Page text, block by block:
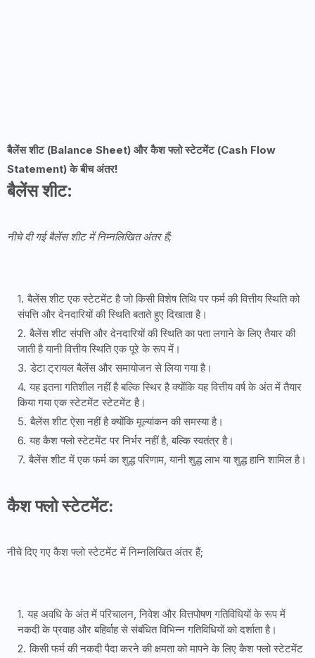
बैलेंस शीट (Balance Sheet) और कैश फ्लो स्टेटमेंट (Cash Flow
Statement) के बीच अंतर!
बैलेंस शीट:
नीचे दी गई बैलेंस शीट में निम्नलिखित अंतर हैं;
बैलेंस शीट एक स्टेटमेंट है जो किसी विशेष तिथि पर फर्म की वित्तीय स्थिति को
संपत्ति और देनदारियों की स्थिति बताते हुए दिखाता है।
बैलेंस शीट संपत्ति और देनदारियों की स्थिति का पता लगाने के लिए तैयार की
जाती है यानी वित्तीय स्थिति एक पूरे के रूप में।
डेटा ट्रायल बैलेंस और समायोजन से लिया गया है।
यह इतना गतिशील नहीं है बल्कि स्थिर है क्योंकि यह वित्तीय वर्ष के अंत में तैयार
किया गया एक स्टेटमेंट स्टेटमेंट है।
बैलेंस शीट ऐसा नहीं है क्योंकि मूल्यांकन की समस्या है।
यह कैश फ्लो स्टेटमेंट पर निर्भर नहीं है, बल्कि स्वतंत्र है।
बैलेंस शीट में एक फर्म का शुद्ध परिणाम, यानी शुद्ध लाभ या शुद्ध हानि शामिल है।
कैश फ्लो स्टेटमेंट:
नीचे दिए गए कैश फ्लो स्टेटमेंट में निम्नलिखित अंतर हैं;
यह अवधि के अंत में परिचालन, निवेश और वित्तपोषण गतिविधियों के रूप में
नकदी के प्रवाह और बहिर्वाह से संबंधित विभिन्न गतिविधियों को दर्शाता है।
किसी फर्म की नकदी पैदा करने की क्षमता को मापने के लिए कैश फ्लो स्टेटमेंट